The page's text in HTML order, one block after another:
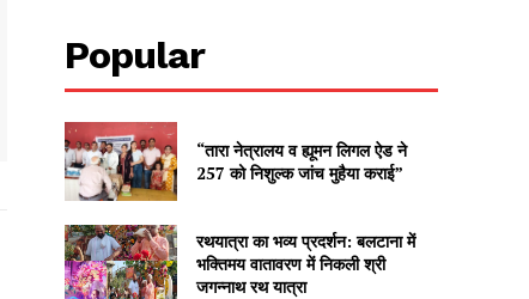
Popular
“तारा नेत्रालय व ह्यूमन लिगल ऐड ने
257 को निशुल्क जांच मुहैया कराई”
रथयात्रा का भव्य प्रदर्शन: बलटाना में
भक्तिमय वातावरण में निकली श्री
जगन्नाथ रथ यात्रा